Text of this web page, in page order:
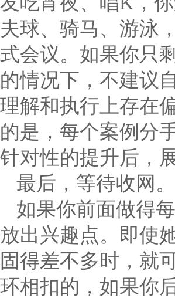
夫球、骑马、游泳
式会议。如果你只
的情况下，不建议
理解和执行上存在
的是，每个案例分
针对性的提升后，
最后，等待收网。
如果你前面做得
放出兴趣点。即使
固得差不多时，就
环相扣的，如果你